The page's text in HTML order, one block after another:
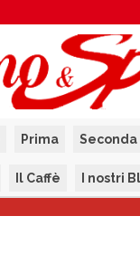
Prima Seconda
Il Caffè I nostri